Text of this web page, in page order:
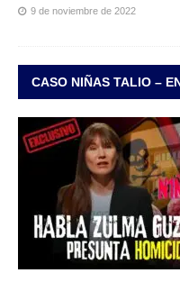
9 de noviembre de 2022
CASO NIÑAS TALIO –